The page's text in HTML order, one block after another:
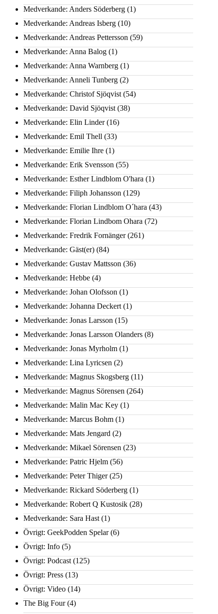
Medverkande: Anders Söderberg (1)
Medverkande: Andreas Isberg (10)
Medverkande: Andreas Pettersson (59)
Medverkande: Anna Balog (1)
Medverkande: Anna Warnberg (1)
Medverkande: Anneli Tunberg (2)
Medverkande: Christof Sjöqvist (54)
Medverkande: David Sjöqvist (38)
Medverkande: Elin Linder(16)
Medverkande: Emil Thell (33)
Medverkande: Emilie Ihre (1)
Medverkande: Erik Svensson (55)
Medverkande: Esther Lindblom O'hara (1)
Medverkande: Filiph Johansson (129)
Medverkande: Florian Lindblom O´hara (43)
Medverkande: Florian Lindbom Ohara (72)
Medverkande: Fredrik Fornänger(261)
Medverkande: Gäst(er) (84)
Medverkande: Gustav Mattsson (36)
Medverkande: Hebbe (4)
Medverkande: Johan Olofsson (1)
Medverkande: Johanna Deckert (1)
Medverkande: Jonas Larsson (15)
Medverkande: Jonas Larsson Olanders (8)
Medverkande: Jonas Myrholm (1)
Medverkande: Lina Lyricsen (2)
Medverkande: Magnus Skogsberg (11)
Medverkande: Magnus Sörensen (264)
Medverkande: Malin Mac Key (1)
Medverkande: Marcus Bohm (1)
Medverkande: Mats Jengard (2)
Medverkande: Mikael Sörensen (23)
Medverkande: Patric Hjelm (56)
Medverkande: Peter Thiger(25)
Medverkande: Rickard Söderberg (1)
Medverkande: Robert Q Kustosik (28)
Medverkande: Sara Hast (1)
Övrigt: GeekPodden Spelar(6)
Övrigt: Info (5)
Övrigt: Podcast (125)
Övrigt: Press (13)
Övrigt: Video (14)
The Big Four(4)